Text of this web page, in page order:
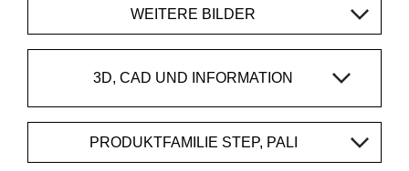
WEITERE BILDER
3D, CAD UND INFORMATION
PRODUKTFAMILIE STEP, PALI